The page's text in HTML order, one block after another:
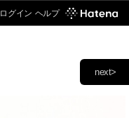
ログイン ヘルプ
next>